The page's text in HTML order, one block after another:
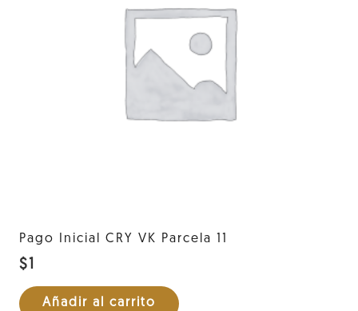
Pago Inicial CRY VK Parcela 11
$1
Añadir al carrito